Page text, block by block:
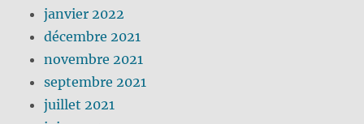
janvier 2022
décembre 2021
novembre 2021
septembre 2021
juillet 2021